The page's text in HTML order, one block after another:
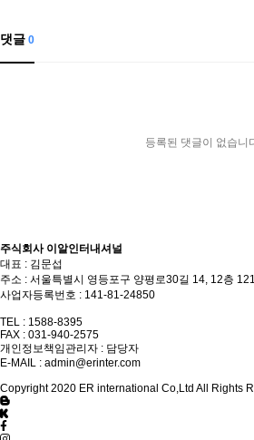
댓글 0
등록된 댓글이 없습니
주식회사 이알인터내셔널
대표 : 김문섭
주소 : 서울특별시 영등포구 양평로30길 14, 12층
사업자등록번호 : 141-81-24850
TEL : 1588-8395
FAX : 031-940-2575
개인정보책임관리자 : 담당자
E-MAIL : admin@erinter.com
Copyright 2020 ER international Co,Ltd All Rights